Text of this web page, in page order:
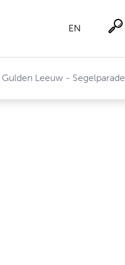
EN
Gulden Leeuw - Segelparade